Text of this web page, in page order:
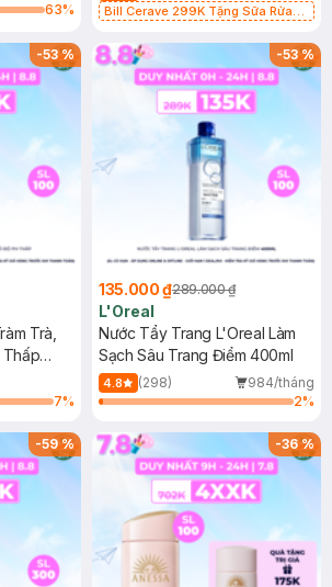
63%
Bill Cerave 299K Tặng Sữa Rửa
-53%
Trà,
Thấp
7%
-53%
135.000 ₫289.000 ₫
L'Oreal
Nước Tẩy Trang L'Oreal Làm
Sạch Sâu Trang Điểm 400ml
4.8 (298)
984/tháng
2%
-59% -36%